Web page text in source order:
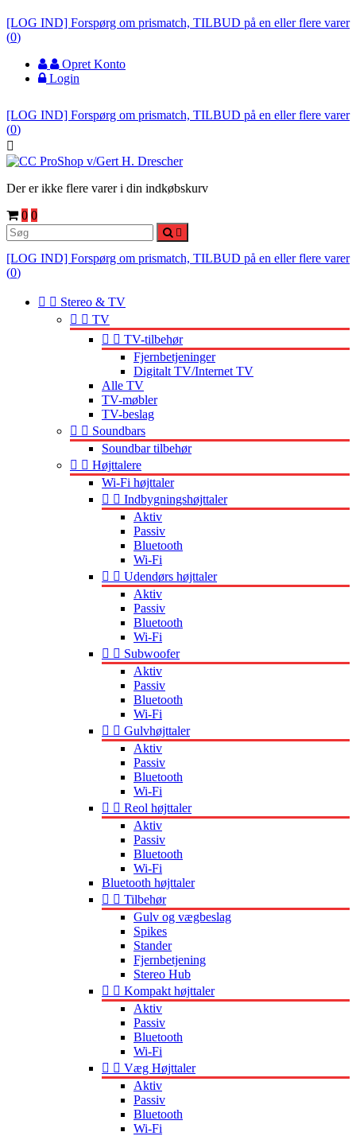
[LOG IND] Forspørg om prismatch, TILBUD på en eller flere varer
(0)
Opret Konto
Login
[LOG IND] Forspørg om prismatch, TILBUD på en eller flere varer
(0)

Der er ikke flere varer i din indkøbskurv
0 0

[LOG IND] Forspørg om prismatch, TILBUD på en eller flere varer
(0)
  Stereo & TV
  TV
  TV-tilbehør
Fjernbetjeninger
Digitalt TV/Internet TV
Alle TV
TV-møbler
TV-beslag
  Soundbars
Soundbar tilbehør
  Højttalere
Wi-Fi højttaler
  Indbygningshøjttaler
Aktiv
Passiv
Bluetooth
Wi-Fi
  Udendørs højttaler
Aktiv
Passiv
Bluetooth
Wi-Fi
  Subwoofer
Aktiv
Passiv
Bluetooth
Wi-Fi
  Gulvhøjttaler
Aktiv
Passiv
Bluetooth
Wi-Fi
  Reol højttaler
Aktiv
Passiv
Bluetooth
Wi-Fi
Bluetooth højttaler
  Tilbehør
Gulv og vægbeslag
Spikes
Stander
Fjernbetjening
Stereo Hub
  Kompakt højttaler
Aktiv
Passiv
Bluetooth
Wi-Fi
  Væg Højttaler
Aktiv
Passiv
Bluetooth
Wi-Fi